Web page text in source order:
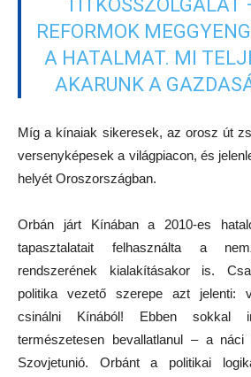
TITKOSSZOLGÁLAT
REFORMOK
A HATALMAT. MI
AKARUNK A
Míg a kínaiak sikeresek, az orosz út
versenyképesek a világpiacon, és
helyét Oroszországban.
Orbán járt Kínában a 2010-es
tapasztalatait felhasználta a
rendszerének kialakításakor is.
politika vezető szerepe azt jelenti:
csinálni Kínából! Ebben sokkal
természetesen bevallatlanul – a
Szovjetunió. Orbánt a politikai